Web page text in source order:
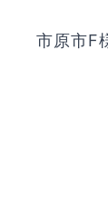
市原市F